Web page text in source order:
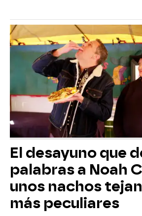
El desayuno que
palabras a Noah
unos nachos
más peculiares